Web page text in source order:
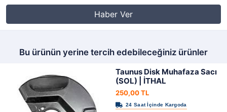
Haber Ver
Bu ürünün yerine tercih edebileceğiniz ürünler
Taunus Disk Muhafaza Sacı
(SOL) | İTHAL
250,00 TL